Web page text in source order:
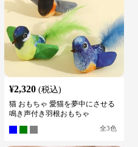
¥2,320 (税込)
猫 おもちゃ 愛猫を夢中にさせる
鳴き声付き羽根おもちゃ
全3色